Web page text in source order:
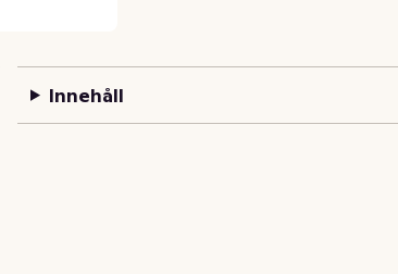
Innehåll